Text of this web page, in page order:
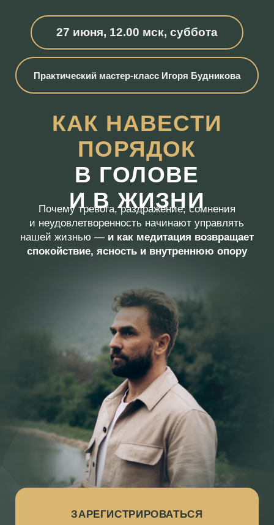
КАК НАВЕСТИ
ПОРЯДОК
В ГОЛОВЕ
И В ЖИЗНИ
Почему тревога, раздражение, сомнения
и неудовлетворенность начинают управлять
спокойствие, ясность и внутреннюю опору
ЗАРЕГИСТРИРОВАТЬСЯ
27 июня, 12.00 мск, суббота
Практический мастер-класс Игоря Будникова